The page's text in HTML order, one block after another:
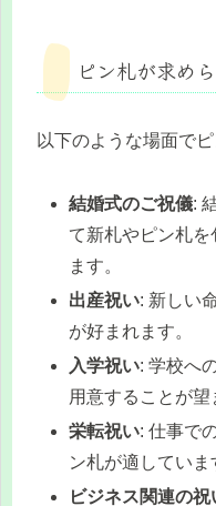
ピン札が求め
以下のような場面で
結婚式のご祝儀:
て新札やピン札
ます。
出産祝い: 新しい
が好まれます。
入学祝い: 学校へ
用意することが望
栄転祝い: 仕事で
ン札が適していま
ビジネス関連の祝